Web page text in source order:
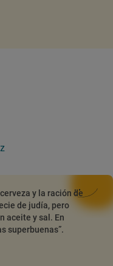
y la ración de
de judía, pero
aceite y sal. En
superbuenas”.